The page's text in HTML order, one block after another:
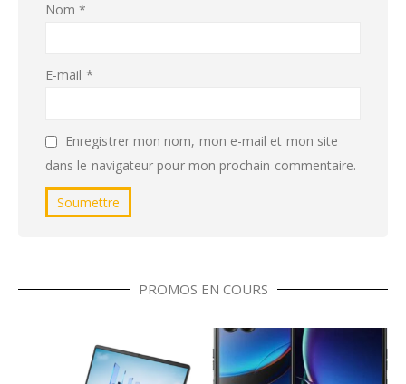
Nom*
E-mail *
Enregistrer mon nom, mon e-mail et mon site
dans le navigateur pour mon prochain commentaire.
PROMOS EN COURS